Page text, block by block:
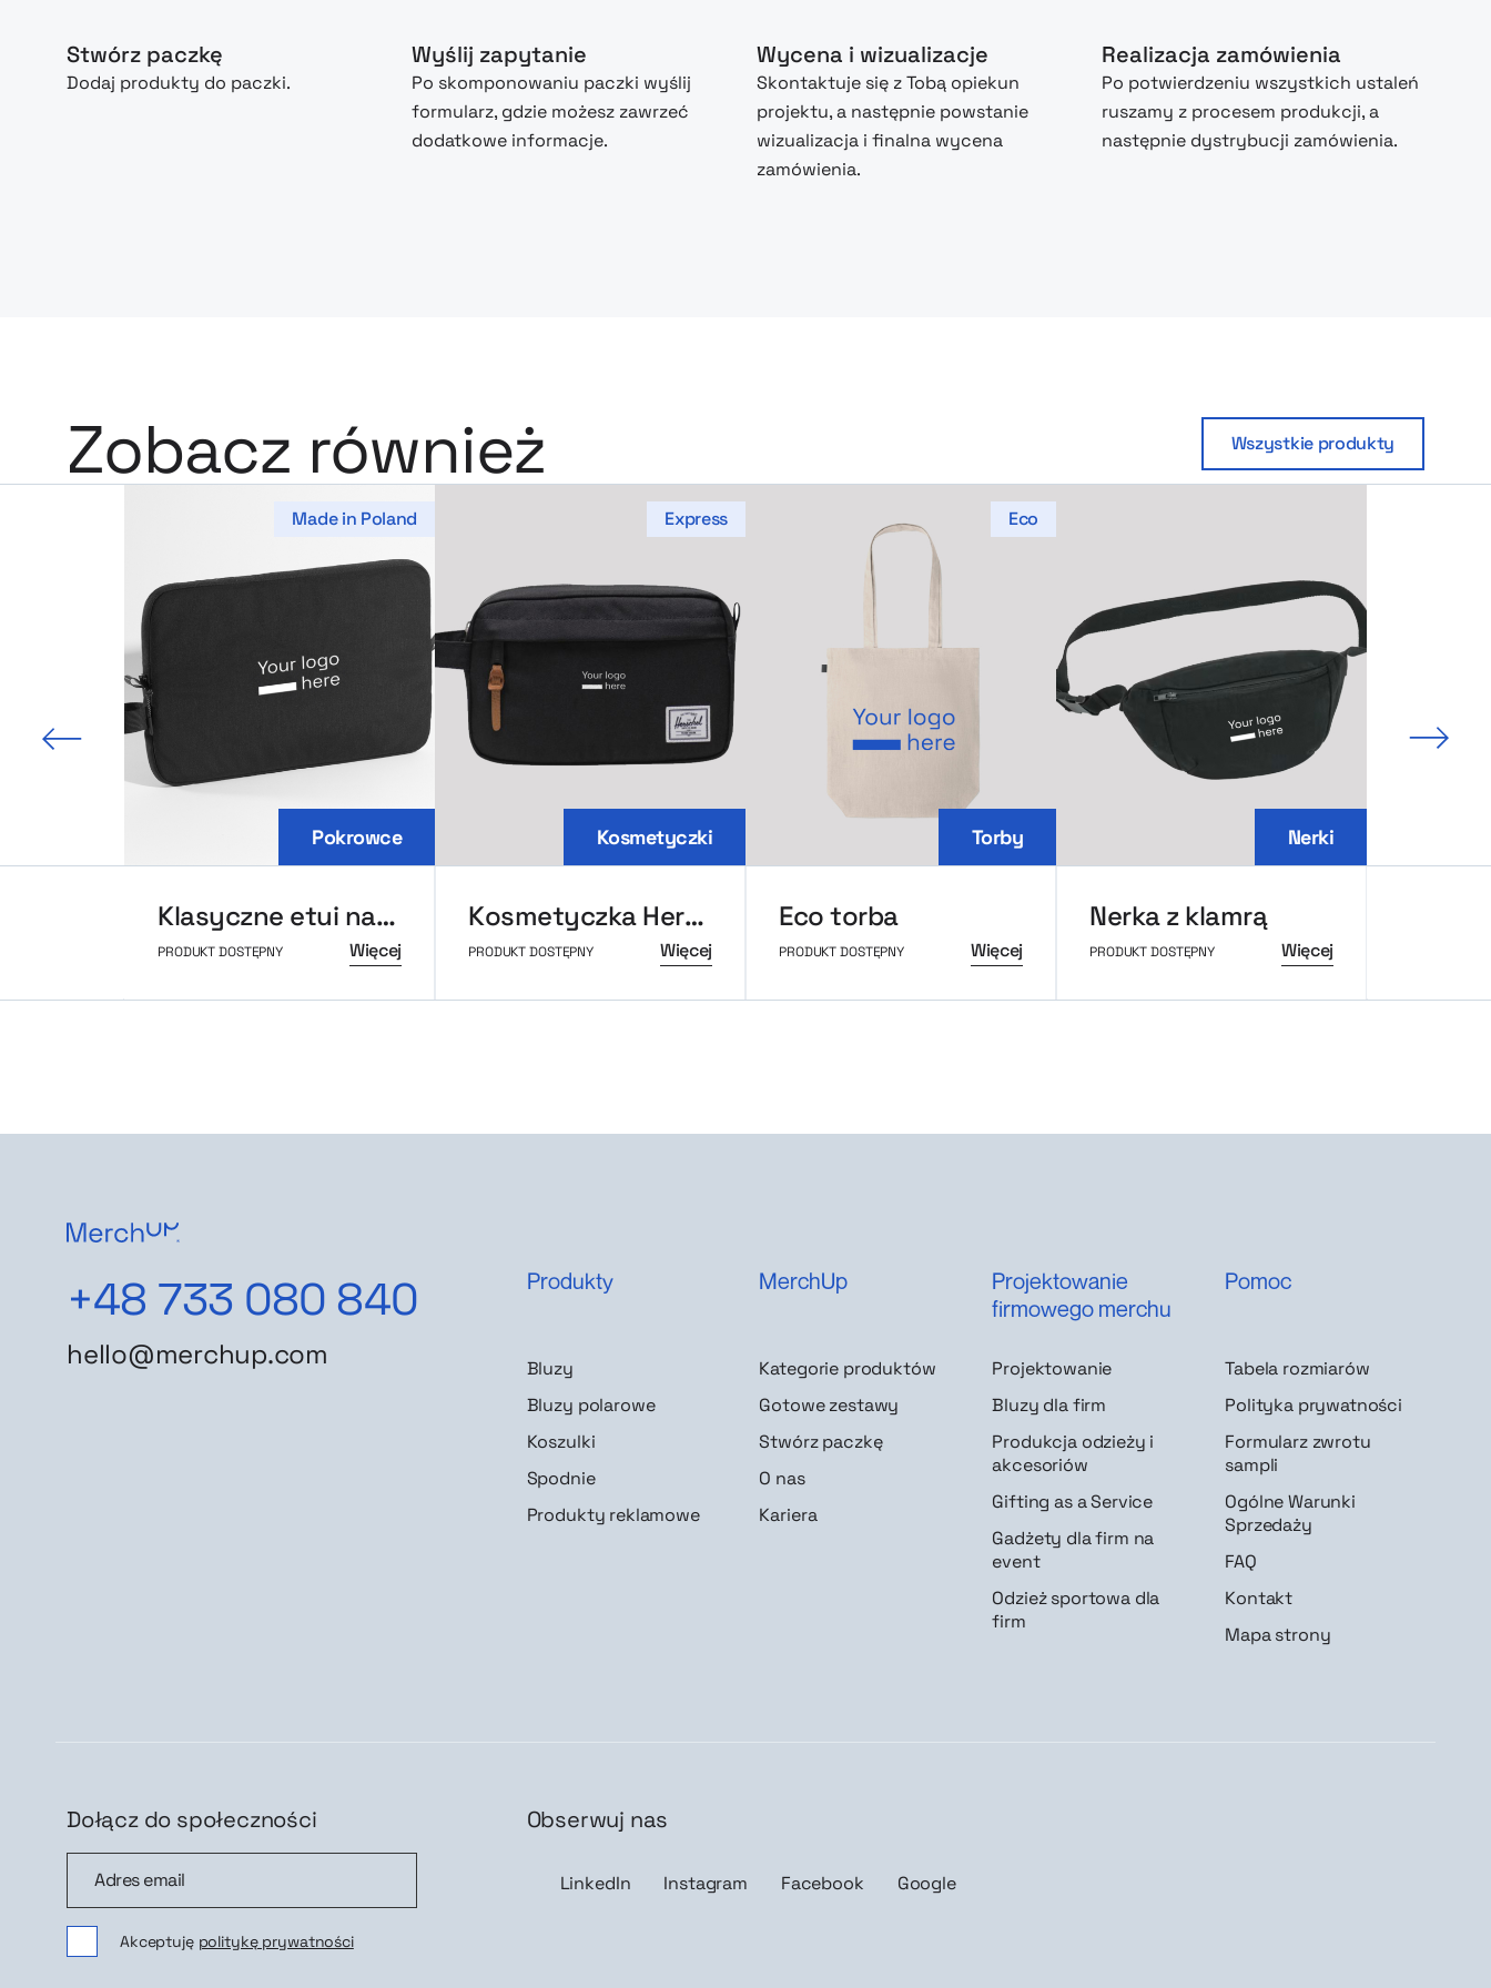
Stwórz paczkę
Dodaj produkty do paczki.
Wyślij zapytanie
Po skomponowaniu paczki wyślij
formularz, gdzie możesz zawrzeć
dodatkowe informacje.
Wycena i wizualizacje
Skontaktuje się z Tobą opiekun
projektu, a następnie powstanie
wizualizacja i finalna wycena
zamówienia.
Realizacja zamówienia
Po potwierdzeniu wszystkich ustaleń
ruszamy z procesem produkcji, a
następnie dystrybucji zamówienia.
Zobacz również Wszystkie produkty
Made in Poland
Pokrowce
Klasyczne etui na laptopa
PRODUKT DOSTĘPNY Więcej
Express
Kosmetyczki
Kosmetyczka Herschel
PRODUKT DOSTĘPNY Więcej
Eco
Torby
Eco torba
PRODUKT DOSTĘPNY Więcej
Nerki
Nerka z klamrą
PRODUKT DOSTĘPNY Więcej
+48 733 080 840
hello@merchup.com
Produkty
Bluzy
Bluzy polarowe
Koszulki
Spodnie
Produkty reklamowe
MerchUp
Kategorie produktów
Gotowe zestawy
Stwórz paczkę
O nas
Kariera
Projektowanie
firmowego merchu
Projektowanie
Bluzy dla firm
Produkcja odzieży i
akcesoriów
Gifting as a Service
Gadżety dla firm na
event
Odzież sportowa dla
firm
Pomoc
Tabela rozmiarów
Polityka prywatności
Formularz zwrotu
sampli
Ogólne Warunki
Sprzedaży
FAQ
Kontakt
Mapa strony
Dołącz do społeczności
Zapisz mnie
Akceptuję politykę prywatności
Obserwuj nas
LinkedIn Instagram Facebook Google